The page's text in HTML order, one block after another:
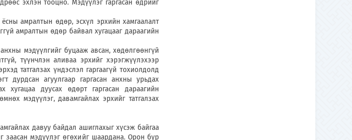
эхлэн тооцно. Мэдүүлэг гаргасан өдрийг
амралтын өдөр, эсхүл эрхийн хамгаалалт
амралтын өдөр байвал хугацааг дараагийн
мэдүүлгийг буцааж авсан, хөдөлгөөнгүй
түүнчлэн аливаа эрхийг хэрэгжүүлэхээр
татгалзах үндэслэл гаргаагүй тохиолдолд
дурдсан агуулгаар гаргасан анхны урьдах
хугацаа дуусах өдөрт гаргасан дараагийн
мэдүүлэг, давамгайлах эрхийг татгалзах
давуу байдал ашиглахыг хүсэж байгаа
заасан мэдүүлэг өгөхийг шаардана. Орон бүр